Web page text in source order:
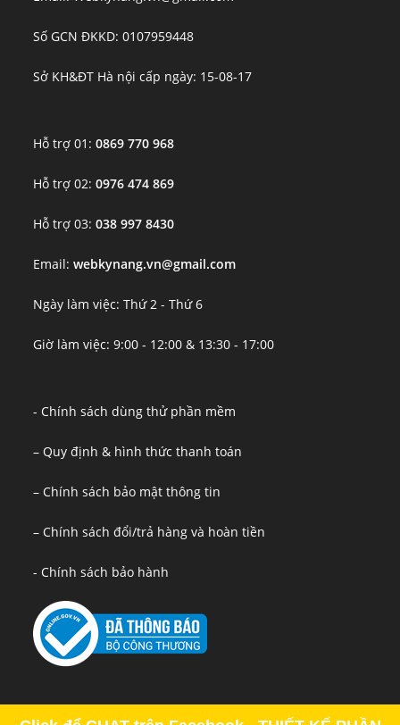
Số GCN ĐKKD: 0107959448
Sở KH&ĐT Hà nội cấp ngày: 15-08-17
Hỗ trợ 01:0869 770 968
Hỗ trợ 02:0976 474 869
Hỗ trợ 03:038 997 8430
Email:webkynang.vn@gmail.com
Ngày làm việc: Thứ 2 - Thứ 6
Giờ làm việc: 9:00 - 12:00 & 13:30 - 17:00
- Chính sách dùng thử phần mềm
– Quy định & hình thức thanh toán
– Chính sách bảo mật thông tin
– Chính sách đổi/trả hàng và hoàn tiền
- Chính sách bảo hành